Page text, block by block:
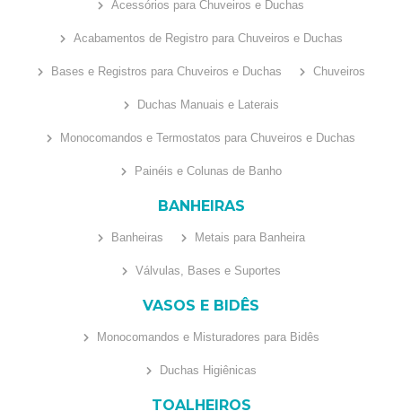
Acessórios para Chuveiros e Duchas
Acabamentos de Registro para Chuveiros e Duchas
Bases e Registros para Chuveiros e Duchas Chuveiros
Duchas Manuais e Laterais
Monocomandos e Termostatos para Chuveiros e Duchas
Painéis e Colunas de Banho
BANHEIRAS
Banheiras Metais para Banheira
Válvulas, Bases e Suportes
VASOS E BIDÊS
Monocomandos e Misturadores para Bidês
Duchas Higiênicas
TOALHEIROS